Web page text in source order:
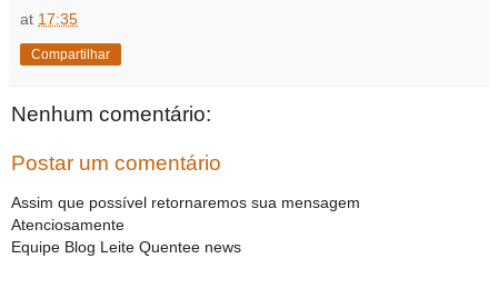
at 17:35
Compartilhar
Nenhum comentário:
Postar um comentário
Assim que possível retornaremos sua mensagem
Atenciosamente
Equipe Blog Leite Quentee news